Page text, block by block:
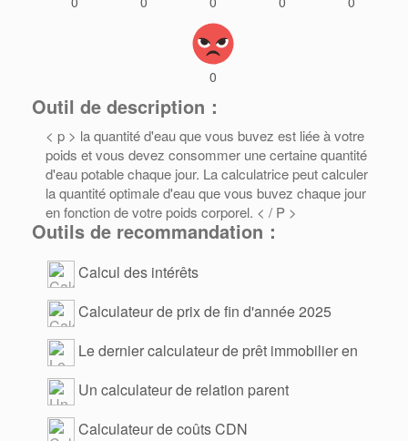
0
Outil de description：
< p > la quantité d'eau que vous buvez est liée à votre
poids et vous devez consommer une certaine quantité
d'eau potable chaque jour. La calculatrice peut calculer
la quantité optimale d'eau que vous buvez chaque jour
en fonction de votre poids corporel. < / P >
Outils de recommandation：
Calcul des intérêts
Calculateur de prix de fin d'année 2025
Le dernier calculateur de prêt immobilier en
2025
Un calculateur de relation parent
Calculateur de coûts CDN